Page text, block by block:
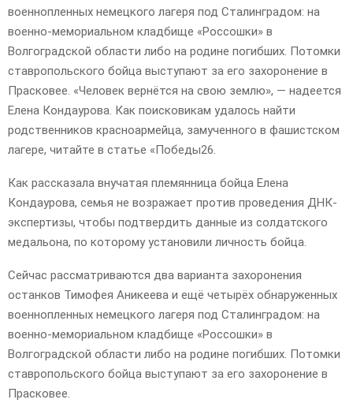
военнопленных немецкого лагеря под Сталинградом: на
военно-мемориальном кладбище «Россошки» в
Волгоградской области либо на родине погибших. Потомки
ставропольского бойца выступают за его захоронение в
Прасковее. «Человек вернётся на свою землю», — надеется
Елена Кондаурова. Как поисковикам удалось найти
родственников красноармейца, замученного в фашистском
лагере, читайте в статье «Победы26.
Как рассказала внучатая племянница бойца Елена
Кондаурова, семья не возражает против проведения ДНК-
экспертизы, чтобы подтвердить данные из солдатского
медальона, по которому установили личность бойца.
Сейчас рассматриваются два варианта захоронения
останков Тимофея Аникеева и ещё четырёх обнаруженных
военнопленных немецкого лагеря под Сталинградом: на
военно-мемориальном кладбище «Россошки» в
Волгоградской области либо на родине погибших. Потомки
ставропольского бойца выступают за его захоронение в
Прасковее.